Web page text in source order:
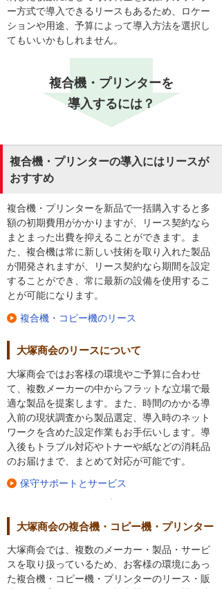
ー方式で導入できるリースもあるため、ロケー
ションや用途、予算によって導入方法を選択し
てもいいかもしれません。
複合機・プリンターを
導入するには？
複合機・プリンターの導入にはリースが
おすすめ
複合機・プリンターを新品で一括購入すると多
額の初期費用がかかりますが、リース契約なら
まとまった出費を抑えることができます。ま
た、複合機は常に新しい技術を取り入れた製品
が開発されますが、リース契約なら期間を設定
することができ、常に最新の設備を使用するこ
とが可能になります。
複合機・コピー機のリース
大塚商会のリースについて
大塚商会ではお客様の環境やご予算に合わせ
て、複数メーカーの中からフラットな立場で最
適な製品を提案します。また、時間のかかる導
入前の現状調査から製品選定、導入時のネット
ワークを含めた設定作業もお手伝いします。導
入後もトラブル対応やトナーや紙などの消耗品
のお届けまで、まとめて対応が可能です。
保守サポートとサービス
大塚商会の複合機・コピー機・プリンター
大塚商会では、複数のメーカー・製品・サービ
スを取り扱っているため、お客様の環境にあっ
た複合機・コピー機・プリンターのリース・販